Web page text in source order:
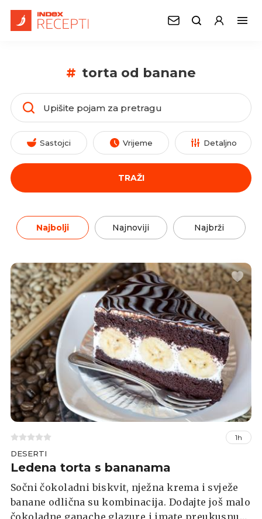
# torta od banane
Sastojci Vrijeme Detaljno
TRAŽI
Najbolji Najnoviji Najbrži
1h
DESERTI
Ledena torta s bananama
Sočni čokoladni biskvit, nježna krema i svježe
banane odlična su kombinacija. Dodajte još malo
čokoladne ganache glazure i imate preukusnu